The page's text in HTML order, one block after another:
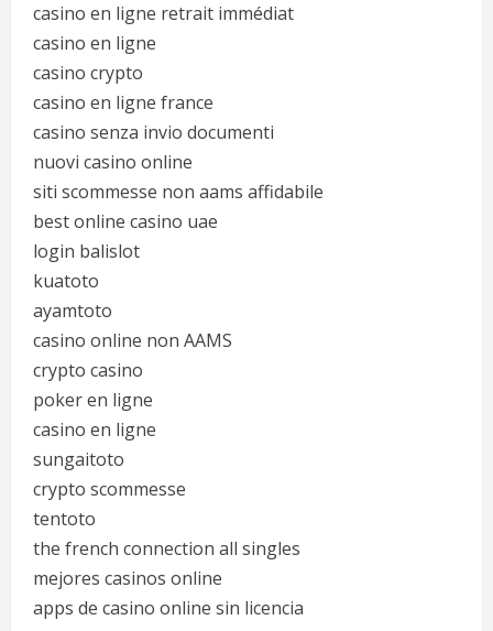
casino en ligne retrait immédiat
casino en ligne
casino crypto
casino en ligne france
casino senza invio documenti
nuovi casino online
siti scommesse non aams affidabile
best online casino uae
login balislot
kuatoto
ayamtoto
casino online non AAMS
crypto casino
poker en ligne
casino en ligne
sungaitoto
crypto scommesse
tentoto
the french connection all singles
mejores casinos online
apps de casino online sin licencia